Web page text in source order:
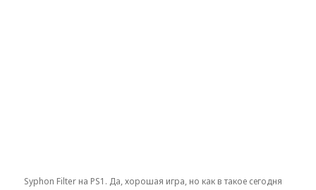
Syphon Filter на PS1. Да, хорошая игра, но как в такое сегодня